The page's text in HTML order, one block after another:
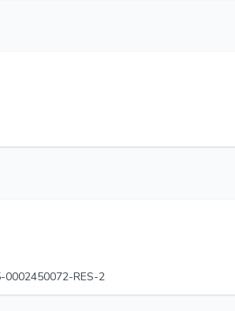
0002450072-RES-2